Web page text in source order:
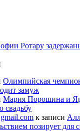
Ротару
Олимпийская
замуж
Мария Порошина и
свадьбу
к записи
позирует для